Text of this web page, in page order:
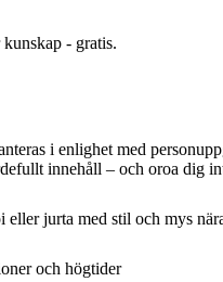
- gratis.
i enlighet med
innehåll – och oroa dig
jurta med stil och mys
och högtider